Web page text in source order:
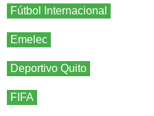
Fútbol Internacional
Emelec
Deportivo Quito
FIFA